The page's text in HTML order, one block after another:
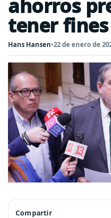
ahorros
tener
Hans Hansen•22 de enero de
Compartir